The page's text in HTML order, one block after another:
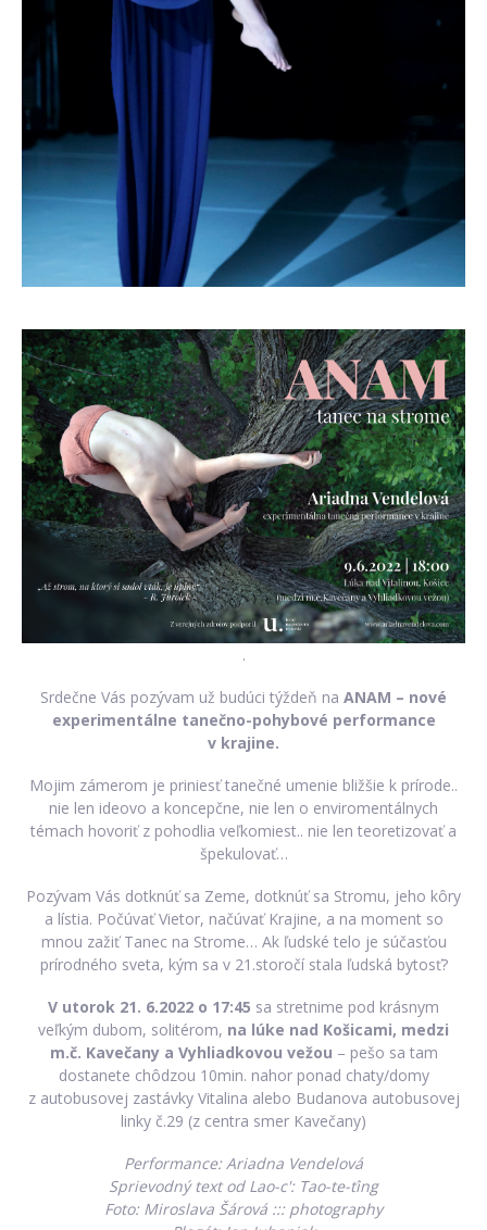
.
Srdečne Vás pozývam už budúci týždeň na ANAM – nové
experimentálne tanečno-pohybové performance
v krajine.
Mojim zámerom je priniesť tanečné umenie bližšie k prírode..
nie len ideovo a koncepčne, nie len o enviromentálnych
témach hovoriť z pohodlia veľkomiest.. nie len teoretizovať a
špekulovať…
Pozývam Vás dotknúť sa Zeme, dotknúť sa Stromu, jeho kôry
a lístia. Počúvať Vietor, načúvať Krajine, a na moment so
mnou zažiť Tanec na Strome… Ak ľudské telo je súčasťou
prírodného sveta, kým sa v 21.storočí stala ľudská bytosť?
V utorok 21. 6.2022 o 17:45 sa stretnime pod krásnym
veľkým dubom, solitérom, na lúke nad Košicami, medzi
m.č. Kavečany a Vyhliadkovou vežou – pešo sa tam
dostanete chôdzou 10min. nahor ponad chaty/domy
z autobusovej zastávky Vitalina alebo Budanova autobusovej
linky č.29 (z centra smer Kavečany)
Performance: Ariadna Vendelová
Sprievodný text od Lao-c': Tao-te-ťing
Foto: Miroslava Šárová ::: photography